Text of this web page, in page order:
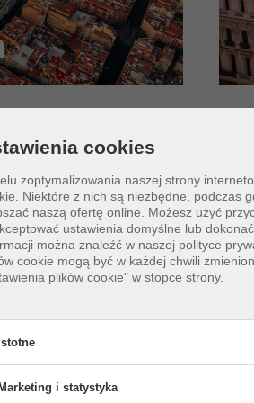
cookies
zoptymalizowania naszej strony
Niektóre z nich są niezbędne, podczas
naszą ofertę online.
Możesz użyć
ustawienia domyślne lub
można znaleźć w naszej polityce
cookie mogą być w każdej chwili
plików cookie" w stopce strony.
Istotne
Marketing i statystyka
naUnsplash